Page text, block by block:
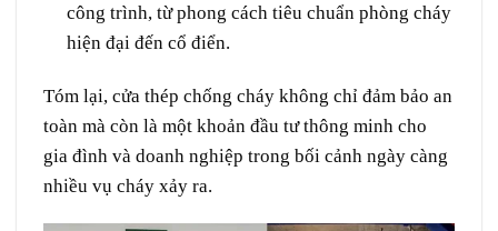
công trình, từ phong cách tiêu chuẩn phòng cháy
hiện đại đến cổ điển.
Tóm lại, cửa thép chống cháy không chỉ đảm bảo an
toàn mà còn là một khoản đầu tư thông minh cho
gia đình và doanh nghiệp trong bối cảnh ngày càng
nhiều vụ cháy xảy ra.